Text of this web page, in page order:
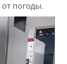
погоды.